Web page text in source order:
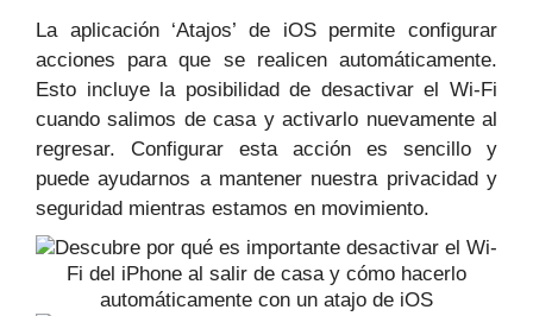
La aplicación ‘Atajos’ de iOS permite configurar
acciones para que se realicen automáticamente.
Esto incluye la posibilidad de desactivar el Wi-Fi
cuando salimos de casa y activarlo nuevamente al
regresar. Configurar esta acción es sencillo y
puede ayudarnos a mantener nuestra privacidad y
seguridad mientras estamos en movimiento.